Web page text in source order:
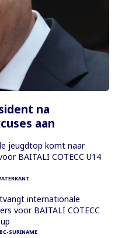
na
aan
jeugdtop komt naar
BAITALI COTECC U14
internationale
voor BAITALI COTECC
SURINAME